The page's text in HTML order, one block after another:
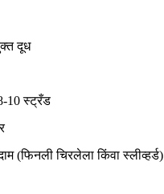
दूध
10 स्ट्रँड
(फिनली चिरलेला किंवा स्लीव्हर्ड)